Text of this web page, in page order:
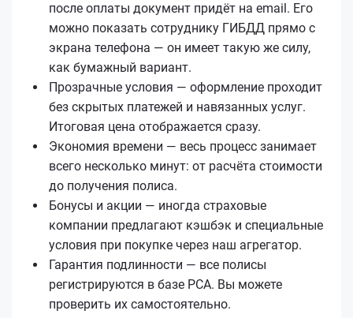
после оплаты документ придёт на email. Его
можно показать сотруднику ГИБДД прямо с
экрана телефона — он имеет такую же силу,
как бумажный вариант.
Прозрачные условия — оформление проходит
без скрытых платежей и навязанных услуг.
Итоговая цена отображается сразу.
Экономия времени — весь процесс занимает
всего несколько минут: от расчёта стоимости
до получения полиса.
Бонусы и акции — иногда страховые
компании предлагают кэшбэк и специальные
условия при покупке через наш агрегатор.
Гарантия подлинности — все полисы
регистрируются в базе РСА. Вы можете
проверить их самостоятельно.